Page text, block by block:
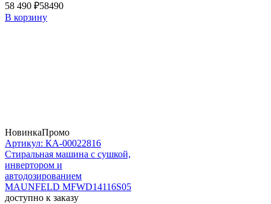
58 490 ₽58490
В корзину
НовинкаПромо
Артикул: КА-00022816
Стиральная машина c сушкой,
инвертором и
автодозированием
MAUNFELD MFWD14116S05
доступно к заказу